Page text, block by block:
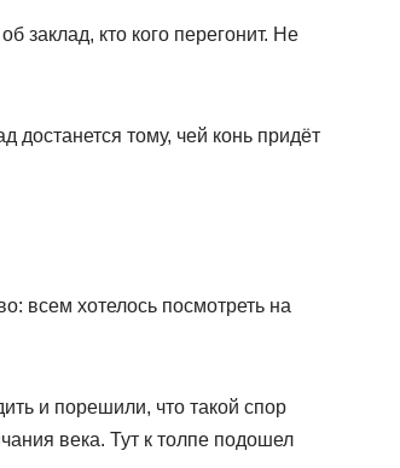
заклад, кто кого перегонит. Не
достанется тому, чей конь придёт
всем хотелось посмотреть на
и порешили, что такой спор
века. Тут к толпе подошел